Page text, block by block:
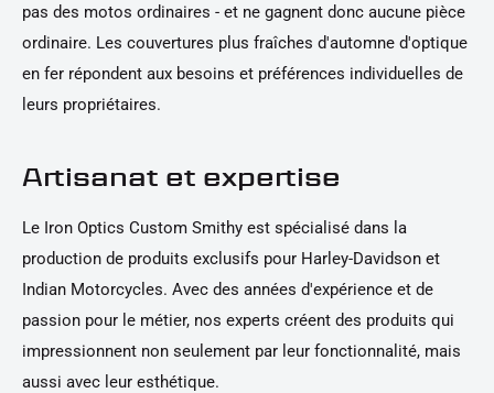
pas des motos ordinaires - et ne gagnent donc aucune pièce
ordinaire. Les couvertures plus fraîches d'automne d'optique
en fer répondent aux besoins et préférences individuelles de
leurs propriétaires.
Artisanat et expertise
Le Iron Optics Custom Smithy est spécialisé dans la
production de produits exclusifs pour Harley-Davidson et
Indian Motorcycles. Avec des années d'expérience et de
passion pour le métier, nos experts créent des produits qui
impressionnent non seulement par leur fonctionnalité, mais
aussi avec leur esthétique.